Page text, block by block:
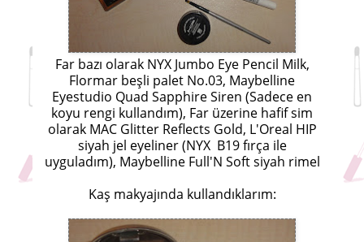
Far bazı olarak NYX Jumbo Eye Pencil Milk,
Flormar beşli palet No.03, Maybelline
Eyestudio Quad Sapphire Siren (Sadece en
koyu rengi kullandım), Far üzerine hafif sim
olarak MAC Glitter Reflects Gold, L'Oreal HIP
siyah jel eyeliner (NYX B19 fırça ile
uyguladım), Maybelline Full'N Soft siyah rimel
Kaş makyajında kullandıklarım: